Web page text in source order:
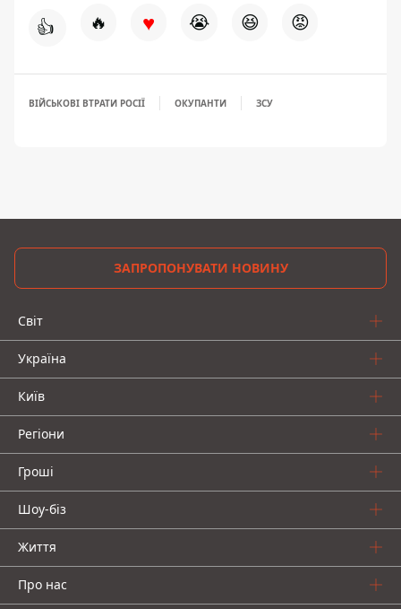
👍 🔥 ♥ 😭 😆 😡
ВІЙСЬКОВІ ВТРАТИ РОСІЇ ОКУПАНТИ ЗСУ
ЗАПРОПОНУВАТИ НОВИНУ
Світ
Україна
Київ
Регіони
Гроші
Шоу-біз
Життя
Про нас